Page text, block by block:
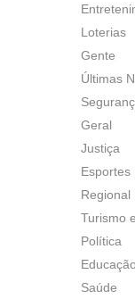
Loterias
Gente
Últimas
Geral
Justiça
Esportes
Regional
Turismo
Política
Saúde